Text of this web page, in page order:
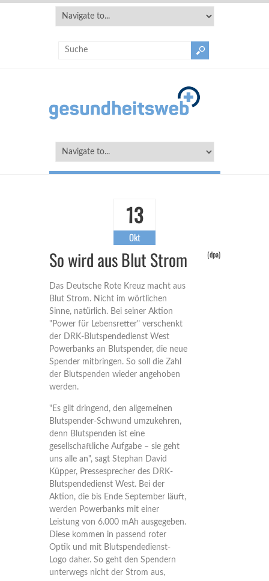
13
Okt
So wird aus Blut Strom (dpa)
Das Deutsche Rote Kreuz macht aus
Blut Strom. Nicht im wörtlichen
Sinne, natürlich. Bei seiner Aktion
"Power für Lebensretter" verschenkt
der DRK-Blutspendedienst West
Powerbanks an Blutspender, die neue
Spender mitbringen. So soll die Zahl
der Blutspenden wieder angehoben
werden.
"Es gilt dringend, den allgemeinen
Blutspender-Schwund umzukehren,
denn Blutspenden ist eine
gesellschaftliche Aufgabe – sie geht
uns alle an", sagt Stephan David
Küpper, Pressesprecher des DRK-
Blutspendedienst West. Bei der
Aktion, die bis Ende September läuft,
werden Powerbanks mit einer
Leistung von 6.000 mAh ausgegeben.
Diese kommen in passend roter
Optik und mit Blutspendedienst-
Logo daher. So geht den Spendern
unterwegs nicht der Strom aus,